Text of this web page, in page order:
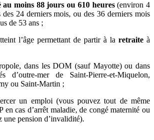
moins 88 jours ou 610 heures(environ 4
des 24 derniers mois, ou des 36 derniers mois
de 53 ans ;
l’âge permettant de partir à la retraite à
dans les DOM (sauf Mayotte) ou dans
d’outre-mer de Saint-Pierre-et-Miquelon,
ou Saint-Martin ;
un emploi (vous pouvez tout de même
en cas d’arrêt maladie, de congé maternité ou
une pension d’invalidité).